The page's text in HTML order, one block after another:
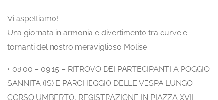
Vi aspettiamo!
Una giornata in armonia e divertimento tra curve e
tornanti del nostro meraviglioso Molise
• 08.00 – 09.15 – RITROVO DEI PARTECIPANTI A POGGIO
SANNITA (IS) E PARCHEGGIO DELLE VESPA LUNGO
CORSO UMBERTO, REGISTRAZIONE IN PIAZZA XVII